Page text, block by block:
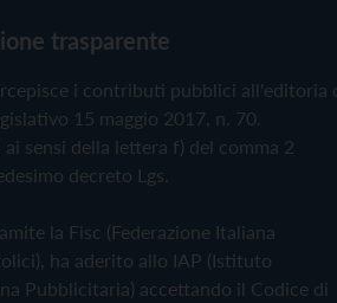
trasparente
i contributi pubblici all'editoria
15 maggio 2017, n. 70.
ai sensi della lettera f) del comma 2
decreto Lgs.
la Fisc (Federazione Italiana
ha aderito allo IAP (Istituto
Pubblicitaria) accettando il Codice di